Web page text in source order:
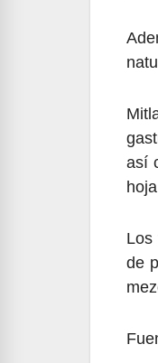
así
Los
de